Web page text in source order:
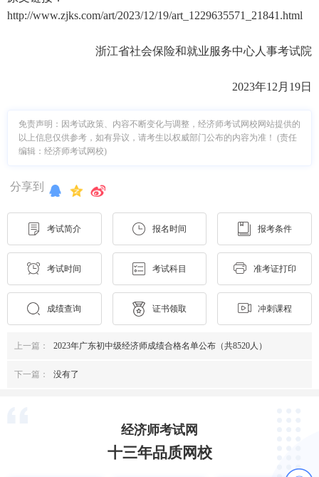
http://www.zjks.com/art/2023/12/19/art_1229635571_21841.html
浙江省社会保险和就业服务中心人事考试院
2023年12月19日
免责声明：因考试政策、内容不断变化与调整，经济师考试网校网站提供的
以上信息仅供参考，如有异议，请考生以权威部门公布的内容为准！ (责任
编辑：经济师考试网校)
分享到
考试简介 报名时间 报考条件
考试时间 考试科目 准考证打印
成绩查询 证书领取 冲刺课程
上一篇： 2023年广东初中级经济师成绩合格名单公布（共8520人）
下一篇： 没有了
经济师考试网
十三年品质网校